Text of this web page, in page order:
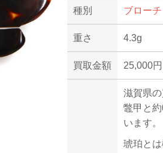
種別 ブローチ
重さ 4.3g
買取金額 25,000円
滋賀県
鼈甲と
います。
琥珀と